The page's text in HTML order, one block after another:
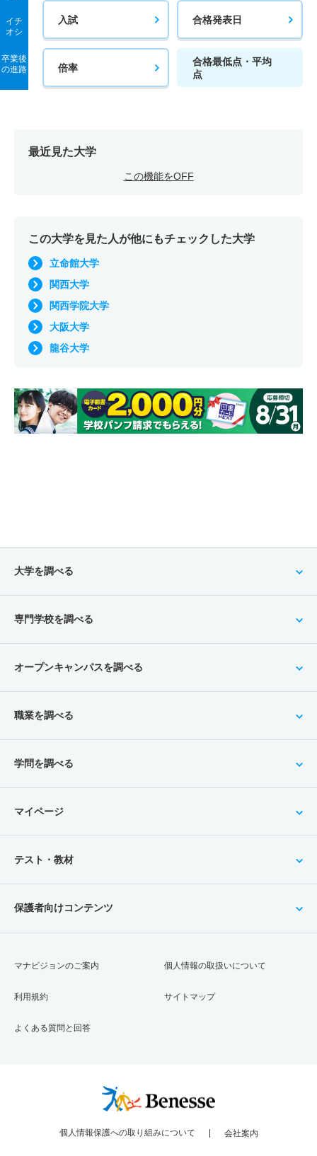
イチ
オシ
卒業後
の進路
入試 合格発表日
倍率
合格最低点・平均
点
最近見た大学
この機能をOFF
この大学を見た人が他にもチェックした大学
立命館大学
関西大学
関西学院大学
大阪大学
龍谷大学
大学を調べる
専門学校を調べる
オープンキャンパスを調べる
職業を調べる
学問を調べる
マイページ
テスト・教材
保護者向けコンテンツ
マナビジョンのご案内
利用規約
よくある質問と回答
個人情報の取扱いについて
サイトマップ
個人情報保護への取り組みについて 会社案内